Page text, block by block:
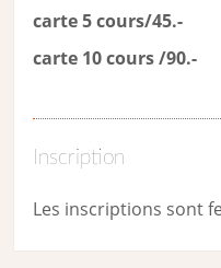
carte 5 cours/45.-
carte 10 cours /90.-
Inscription
Les inscriptions sont